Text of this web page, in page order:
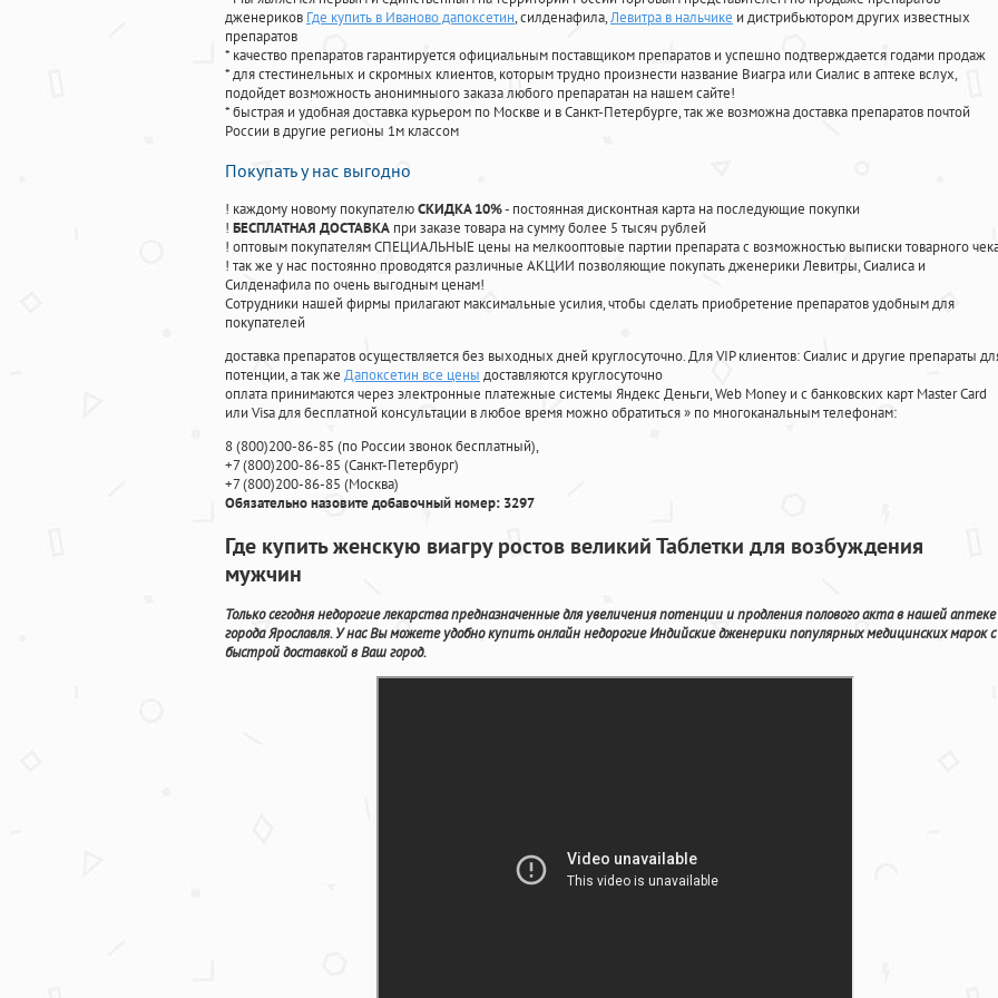
дженериков Где купить в Иваново дапоксетин, силденафила,Левитра в нальчике и дистрибьютором других известных
препаратов
* качество препаратов гарантируется официальным поставщиком препаратов и успешно подтверждается годами продаж
* для стестинельных и скромных клиентов, которым трудно произнести название Виагра или Сиалис в аптеке вслух,
подойдет возможность анонимныого заказа любого препаратан на нашем сайте!
* быстрая и удобная доставка курьером по Москве и в Санкт-Петербурге, так же возможна доставка препаратов почтой
России в другие регионы 1м классом
Покупать у нас выгодно
! каждому новому покупателюСКИДКА 10%- постоянная дисконтная карта на последующие покупки
! БЕСПЛАТНАЯ ДОСТАВКА при заказе товара на сумму более 5 тысяч рублей
! оптовым покупателям СПЕЦИАЛЬНЫЕ цены на мелкооптовые партии препарата с возможностью выписки товарного
! так же у нас постоянно проводятся различные АКЦИИ позволяющие покупать дженерики Левитры, Сиалиса и
Силденафила по очень выгодным ценам!
Cотрудники нашей фирмы прилагают максимальные усилия, чтобы сделать приобретение препаратов удобным для
покупателей
доставка препаратов осуществляется без выходных дней круглосуточно. Для VIP клиентов: Сиалис и другие препараты
потенции, а так же Дапоксетин все цены доставляются круглосуточно
оплата принимаются через электронные платежные системы Яндекс Деньги, Web Money и с банковских карт Master Card
или Visa для бесплатной консультации в любое время можно обратиться» по многоканальным телефонам:
8(800)200-86-85 (по России звонок бесплатный),
+7(800)200-86-85 (Санкт-Петербург)
+7(800)200-86-85 (Москва)
Обязательно назовите добавочный номер: 3297
Где купить женскую виагру ростов великий Таблетки для возбуждения
мужчин
Только сегодня недорогие лекарства предназначенные для увеличения потенции и продления полового акта в нашей аптеке
города Ярославля. У нас Вы можете удобно купить онлайн недорогие Индийские дженерики популярных медицинских марок с
быстрой доставкой в Ваш город.